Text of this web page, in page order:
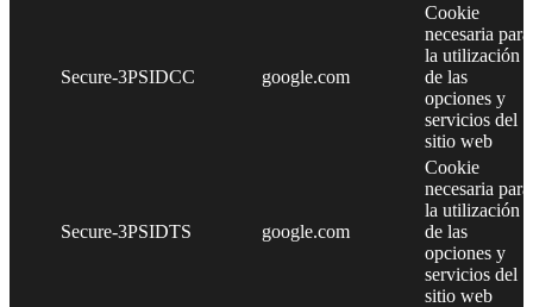
Secure-3PSIDCC google.com
Cookie
necesaria para
la utilización
de las
opciones y
servicios del
sitio web
Secure-3PSIDTS google.com
Cookie
necesaria para
la utilización
de las
opciones y
servicios del
sitio web